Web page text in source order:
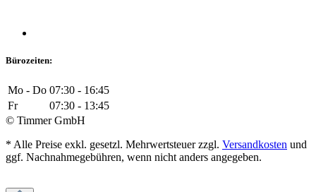
Bürozeiten:
Mo - Do 07:30 - 16:45
Fr
07:30 - 13:45
© Timmer GmbH
* Alle Preise exkl. gesetzl. Mehrwertsteuer zzgl. Versandkosten und
ggf. Nachnahmegebühren, wenn nicht anders angegeben.